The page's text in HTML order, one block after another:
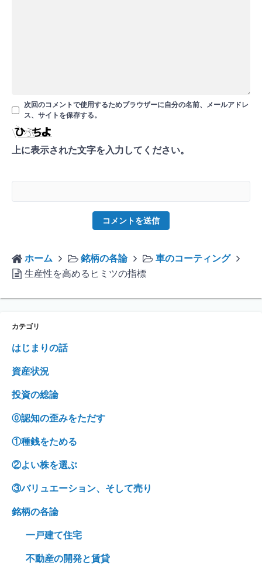
次回のコメントで使用するためブラウザーに自分の名前、メールアドレ
ス、サイトを保存する。
上に表示された文字を入力してください。
ホーム 銘柄の各論
車のコーティング
生産性を高めるヒミツの指標
カテゴリ
はじまりの話
資産状況
投資の総論
⓪認知の歪みをただす
①種銭をためる
②よい株を選ぶ
③バリュエーション、そして売り
銘柄の各論
一戸建て住宅
不動産の開発と賃貸